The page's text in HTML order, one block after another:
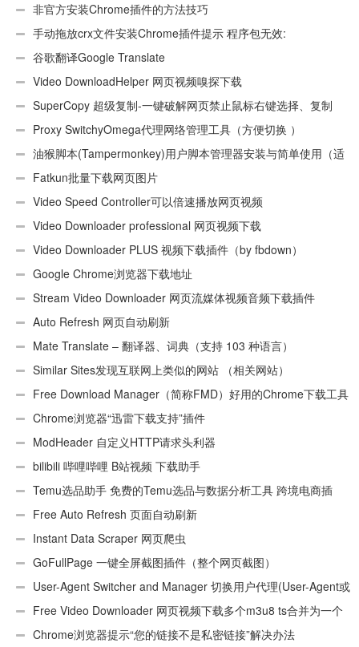
非官方安装Chrome插件的方法技巧
手动拖放crx文件安装Chrome插件提示 程序包无效:
“CEX_HEADER_INVALID”的解决办法
谷歌翻译Google Translate
Video DownloadHelper 网页视频嗅探下载
SuperCopy 超级复制-一键破解网页禁止鼠标右键选择、复制
Proxy SwitchyOmega代理网络管理工具（方便切换 ）
油猴脚本(Tampermonkey)用户脚本管理器安装与简单使用（适
用Android）
Fatkun批量下载网页图片
Video Speed Controller可以倍速播放网页视频
Video Downloader professional 网页视频下载
Video Downloader PLUS 视频下载插件（by fbdown）
Google Chrome浏览器下载地址
Stream Video Downloader 网页流媒体视频音频下载插件
Auto Refresh 网页自动刷新
Mate Translate – 翻译器、词典（支持 103 种语言）
Similar Sites发现互联网上类似的网站 （相关网站）
Free Download Manager（简称FMD）好用的Chrome下载工具
插件Chrome浏览器“迅雷下载支持”插件
ModHeader 自定义HTTP请求头利器
bilibili 哔哩哔哩 B站视频 下载助手
Temu选品助手 免费的Temu选品与数据分析工具 跨境电商插
件 Free Auto Refresh 页面自动刷新
Instant Data Scraper 网页爬虫
GoFullPage 一键全屏截图插件（整个网页截图）
User-Agent Switcher and Manager 切换用户代理(User-Agent或
UA)Free Video Downloader 网页视频下载多个m3u8 ts合并为一个
ts文件Chrome浏览器提示“您的链接不是私密链接”解决办法